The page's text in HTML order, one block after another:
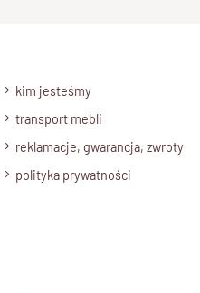
kim jesteśmy
transport mebli
reklamacje, gwarancja, zwroty
polityka prywatności